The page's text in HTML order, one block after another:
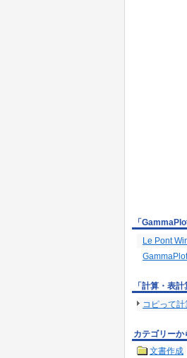
「
Le Pont
「計算・表
コピって
カテゴリーか
文書作成